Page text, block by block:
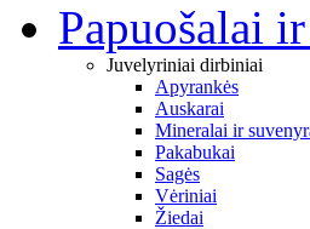
Papuošalai
Juvelyriniai dirbiniai
Apyrankės
Auskarai
Mineralai ir
Pakabukai
Sagės
Vėriniai
Žiedai